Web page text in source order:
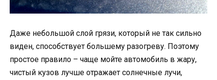
Даже небольшой слой грязи, который не так сильно
виден, способствует большему разогреву. Поэтому
простое правило – чаще мойте автомобиль в жару,
чистый кузов лучше отражает солнечные лучи,